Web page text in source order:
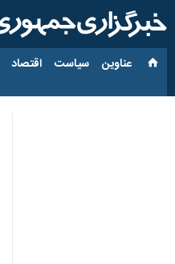
عناوین‌ سیاست اقتصاد